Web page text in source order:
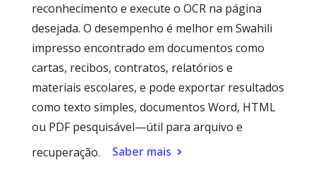
reconhecimento e execute o OCR na página
desejada. O desempenho é melhor em Swahili
impresso encontrado em documentos como
cartas, recibos, contratos, relatórios e
materiais escolares, e pode exportar resultados
como texto simples, documentos Word, HTML
ou PDF pesquisável—útil para arquivo e
recuperação.
Saber mais